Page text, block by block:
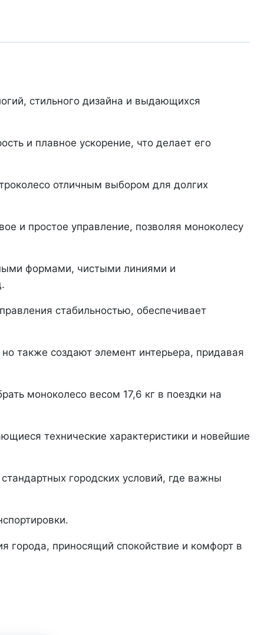
стильного дизайна и выдающихся
и плавное ускорение, что делает его
отличным выбором для долгих
и простое управление, позволяя моноколесу
формами, чистыми линиями и
стабильностью, обеспечивает
также создают элемент интерьера, придавая
моноколесо весом 17,6 кг в поездки на
технические характеристики и новейшие
городских условий, где важны
города, приносящий спокойствие и комфорт в